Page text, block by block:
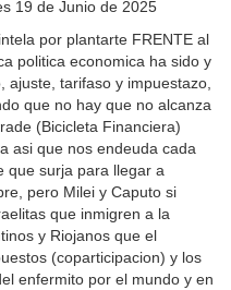
19 de Junio de 2025
por plantarte FRENTE al
politica economica ha sido y
tarifaso y impuestazo,
que no hay que no alcanza
(Bicicleta Financiera)
asi que nos endeuda cada
que surja para llegar a
pero Milei y Caputo si
que inmigren a la
y Riojanos que el
(coparticipacion) y los
enfermito por el mundo y en